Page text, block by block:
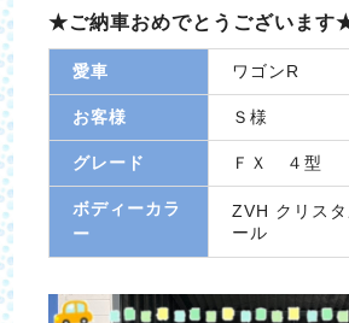
★ご納車おめでとうございます
愛車 ワゴンR
お客様 Ｓ様
グレード ＦＸ ４型
ボディーカラ
ー
ZVH クリス
ール